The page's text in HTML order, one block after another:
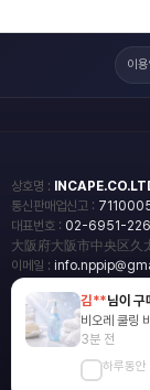
이
상호명 :
통신판매업신고 :
대표번호 : 02-6951-
大阪府大阪市中央区久
이메일 :
copyright
일본직구
2018 All rights
blog
김**님이 구
비오레 쿨링
3분 전
하루동안